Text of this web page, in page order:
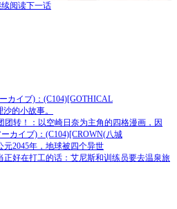
阅读下一话
カイブ)：(C104)[GOTHICAL
沙的小故事。
团转！：以空崎日奈为主角的四格漫画，因
カイブ)：(C104)[CROWN(八城
2045年，地球被四个异世
正好在打工的话：艾尼斯和训练员要去温泉旅